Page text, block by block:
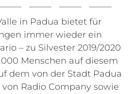
in Padua bietet für
immer wieder ein
– zu Silvester 2019/2020
Menschen auf diesem
dem von der Stadt Padua
Radio Company sowie